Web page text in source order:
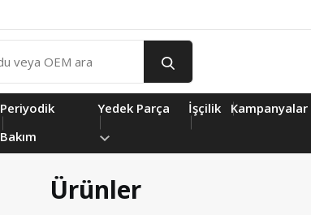
Periyodik
Bakım
Yedek Parça İşçilik Kampanyalar
Ürünler